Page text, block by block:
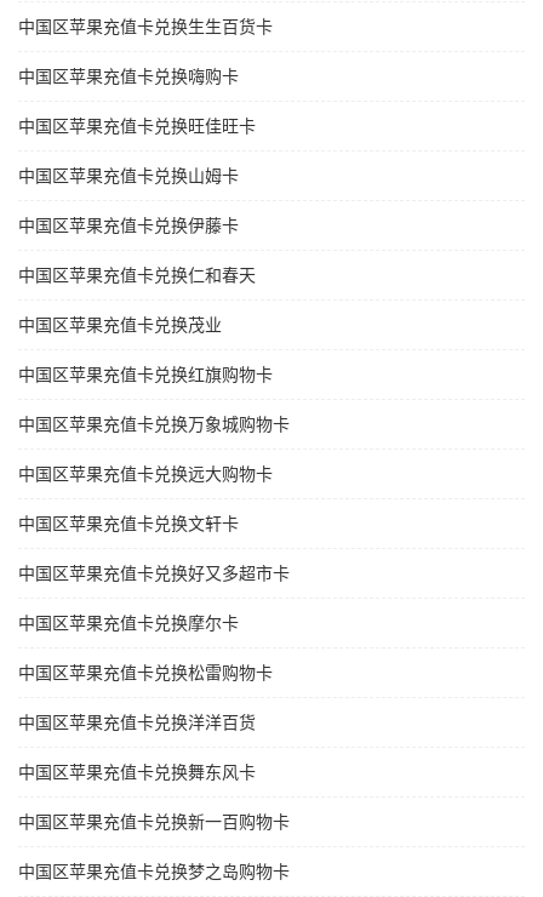
中国区苹果充值卡兑换生生百货卡
中国区苹果充值卡兑换嗨购卡
中国区苹果充值卡兑换旺佳旺卡
中国区苹果充值卡兑换山姆卡
中国区苹果充值卡兑换伊藤卡
中国区苹果充值卡兑换仁和春天
中国区苹果充值卡兑换茂业
中国区苹果充值卡兑换红旗购物卡
中国区苹果充值卡兑换万象城购物卡
中国区苹果充值卡兑换远大购物卡
中国区苹果充值卡兑换文轩卡
中国区苹果充值卡兑换好又多超市卡
中国区苹果充值卡兑换摩尔卡
中国区苹果充值卡兑换松雷购物卡
中国区苹果充值卡兑换洋洋百货
中国区苹果充值卡兑换舞东风卡
中国区苹果充值卡兑换新一百购物卡
中国区苹果充值卡兑换梦之岛购物卡